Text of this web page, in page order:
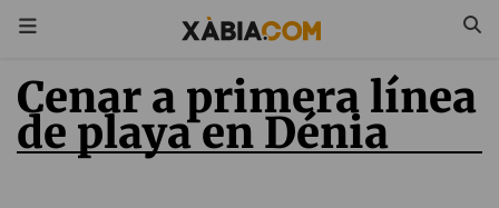
Cenar a primera línea
de playa en Dénia